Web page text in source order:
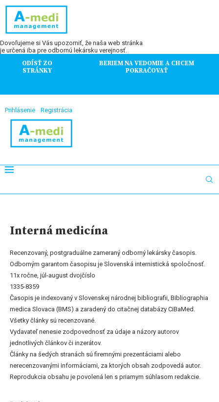
Dovoľujeme si Vás upozorniť, že naša web stránka
je určená iba pre odbornú lekársku verejnosť.
ODÍSŤ ZO
STRÁNKY
BERIEM NA VEDOMIE A CHCEM
POKRAČOVAŤ
Prihlásenie Registrácia
Interná medicína
Recenzovaný, postgraduálne zameraný odborný lekársky časopis.
Odborným garantom časopisu je Slovenská internistická spoločnosť.
11x ročne, júl-august dvojčíslo
1335-8359
Časopis je indexovaný v Slovenskej národnej bibliografii, Bibliographia
medica Slovaca (BMS) a zaradený do citačnej databázy CiBaMed.
Všetky články sú recenzované.
Vydavateľ nenesie zodpovednosť za údaje a názory autorov
jednotlivých článkov či inzerátov.
Články na šedých stranách sú firemnými prezentáciami alebo
nerecenzovanými informáciami, za ktorých obsah zodpovedá autor.
Reprodukcia obsahu je povolená len s priamym súhlasom redakcie.